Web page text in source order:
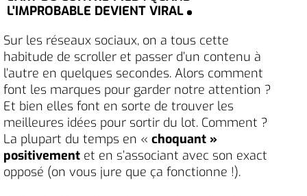
L'IMPROBABLE DEVIENT VIRAL
Sur les réseaux sociaux, on a tous cette
habitude de scroller et passer d’un contenu à
l’autre en quelques secondes. Alors comment
font les marques pour garder notre attention ?
Et bien elles font en sorte de trouver les
meilleures idées pour sortir du lot. Comment ?
La plupart du temps en « choquant »
positivement et en s’associant avec son exact
opposé (on vous jure que ça fonctionne !).